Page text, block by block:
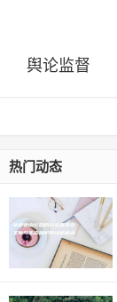
舆论监督
热门动态